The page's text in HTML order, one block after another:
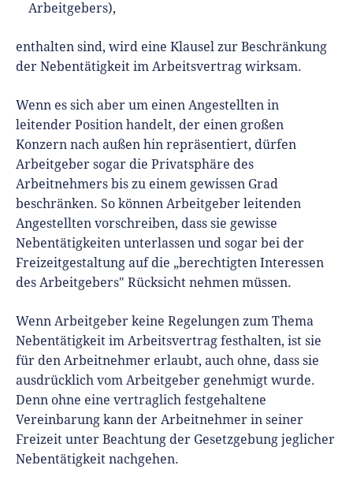
Arbeitgebers),
enthalten sind, wird eine Klausel zur Beschränkung
der Nebentätigkeit im Arbeitsvertrag wirksam.
Wenn es sich aber um einen Angestellten in
leitender Position handelt, der einen großen
Konzern nach außen hin repräsentiert, dürfen
Arbeitgeber sogar die Privatsphäre des
Arbeitnehmers bis zu einem gewissen Grad
beschränken. So können Arbeitgeber leitenden
Angestellten vorschreiben, dass sie gewisse
Nebentätigkeiten unterlassen und sogar bei der
Freizeitgestaltung auf die „berechtigten Interessen
des Arbeitgebers" Rücksicht nehmen müssen.
Wenn Arbeitgeber keine Regelungen zum Thema
Nebentätigkeit im Arbeitsvertrag festhalten, ist sie
für den Arbeitnehmer erlaubt, auch ohne, dass sie
ausdrücklich vom Arbeitgeber genehmigt wurde.
Denn ohne eine vertraglich festgehaltene
Vereinbarung kann der Arbeitnehmer in seiner
Freizeit unter Beachtung der Gesetzgebung jeglicher
Nebentätigkeit nachgehen.